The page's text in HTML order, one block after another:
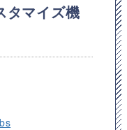
タマイズ機